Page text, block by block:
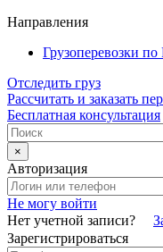
Направления
Грузоперевозки по
Отследить груз
Рассчитать и заказать
Бесплатная консультация
×
Авторизация
Не могу войти
Нет учетной записи?
Зарегистрироваться